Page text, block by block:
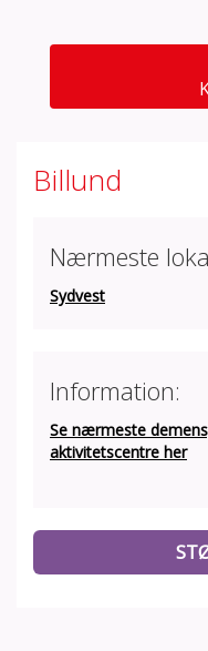
Billund
Nærmeste
Sydvest
Information:
Se nærmeste
aktivitetscentre her